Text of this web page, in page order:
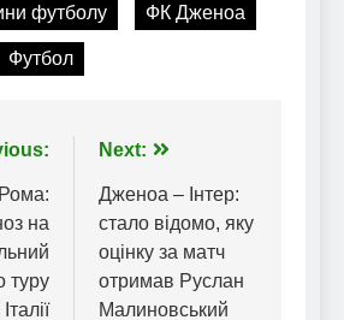
футболу ФК Дженоа
Футбол
на
туру
Next:
Дженоа – Інтер:
стало відомо, яку
оцінку за матч
отримав Руслан
Малиновський